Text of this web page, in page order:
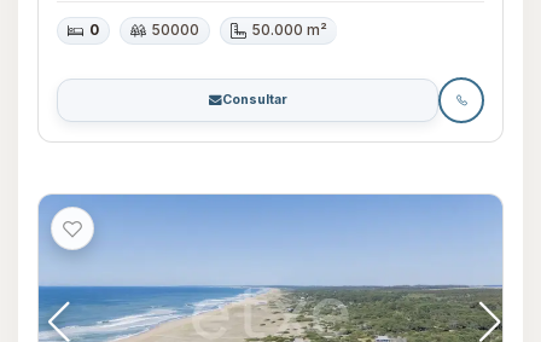
0 50000 50.000 m²
Consultar